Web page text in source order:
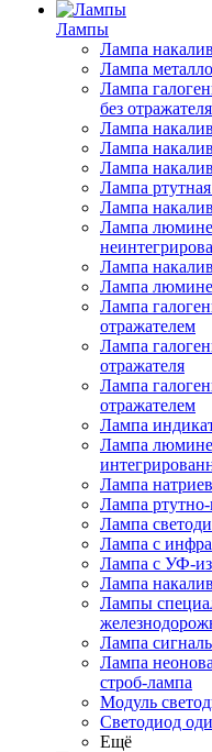
Лампы
Лампа
Лампа
Лампа
без отражателя
Лампа
Лампа
Лампа
Лампа
Лампа
Лампа
Лампа
Лампа
Лампа
отражателем
Лампа
отражателя
Лампа
отражателем
Лампа
Лампа
Лампа
Лампа ртутно-
Лампа
Лампа с
Лампа с УФ-
Лампа
Лампы
Лампа
Лампа
строб-лампа
Модуль
Светодиод
Ещё